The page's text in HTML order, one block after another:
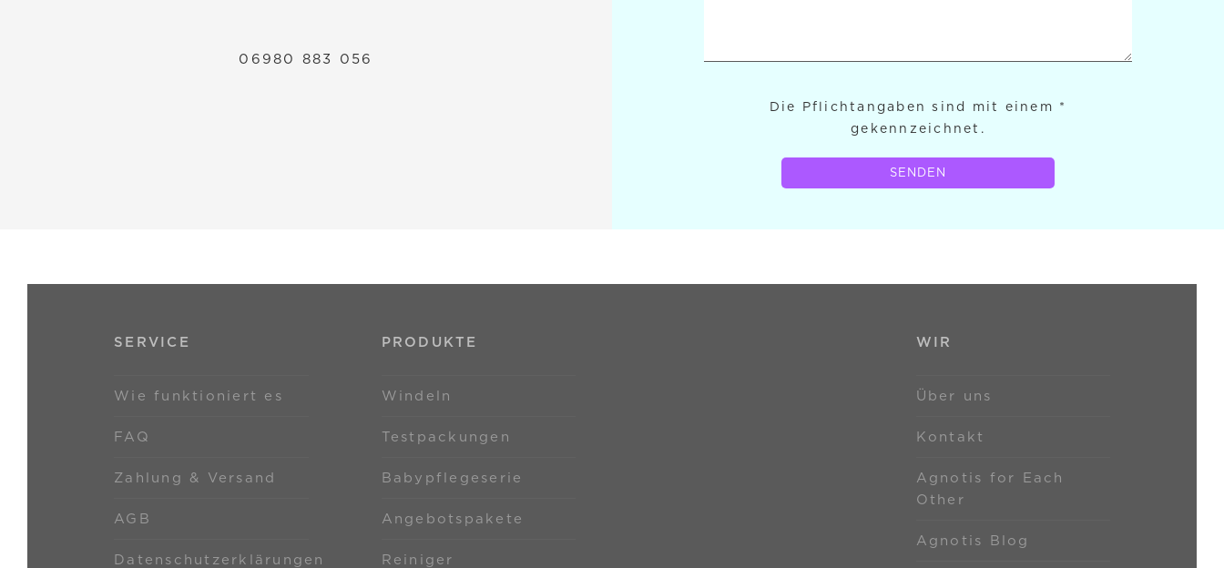
06980 883 056
Die Pflichtangaben sind mit einem *
gekennzeichnet.
SENDEN
SERVICE
Wie funktioniert es
FAQ
Zahlung & Versand
AGB
Datenschutzerklärungen
PRODUKTE
Windeln
Testpackungen
Babypflegeserie
Angebotspakete
Reiniger
WIR
Über uns
Kontakt
Agnotis for Each
Other
Agnotis Blog